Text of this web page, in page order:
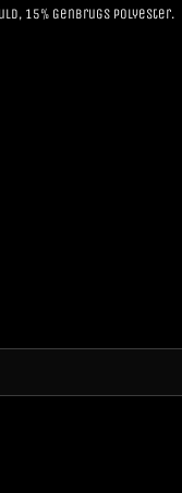
15% Genbrugs polyester.